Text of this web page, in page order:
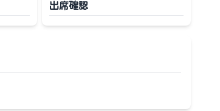
出席確認